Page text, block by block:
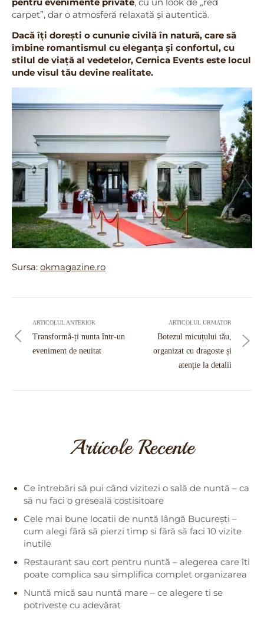
pentru evenimente private, cu un look de „red
carpet”, dar o atmosferă relaxată și autentică.
Dacă îți dorești o cununie civilă în natură, care să
îmbine romantismul cu eleganța și confortul, cu
stilul de viață al vedetelor, Cernica Events este locul
unde visul tău devine realitate.
Sursa: okmagazine.ro
articoleARTICOLUL ANTERIOR
Transformă-ți nunta într-un
eveniment de neuitat
ARTICOLUL URMATOR
Botezul micuțului tău,
organizat cu dragoste și
atenție la detalii
Articole Recente
Ce întrebări să pui când vizitezi o sală de nuntă – ca
să nu faci o greseală costisitoare
Cele mai bune locatii de nuntă lângă București –
cum alegi fără să pierzi timp si fără să faci 10 vizite
inutile
Restaurant sau cort pentru nuntă – alegerea care îti
poate complica sau simplifica complet organizarea
Nuntă mică sau nuntă mare – ce alegere ti se
potriveste cu adevărat